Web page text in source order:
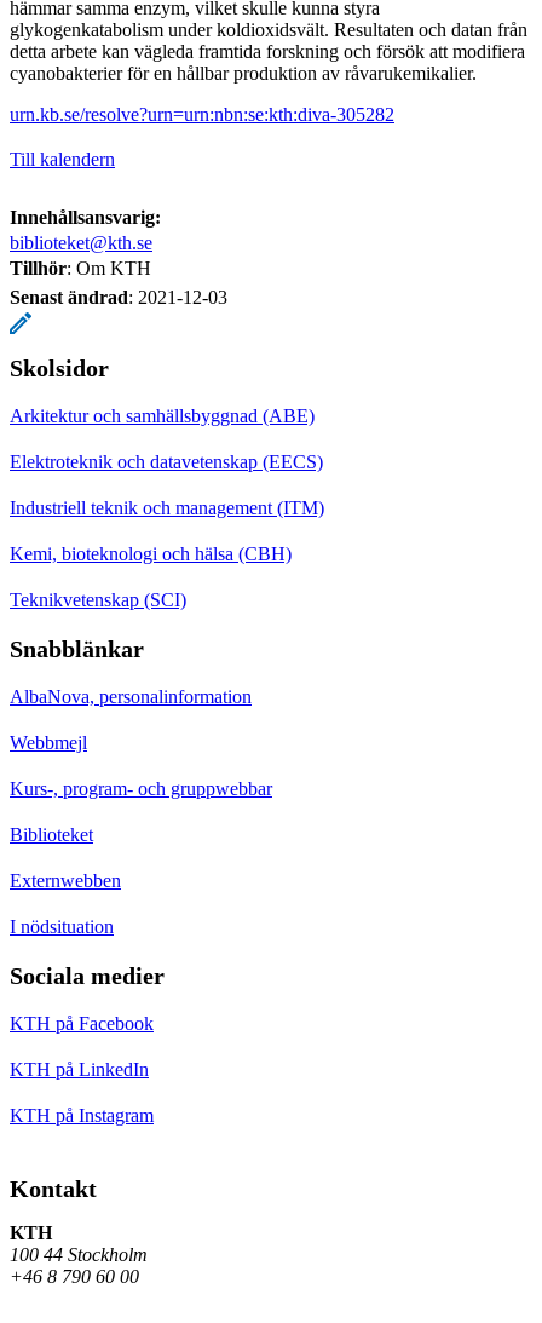
hämmar samma enzym, vilket skulle kunna styra
glykogenkatabolism under koldioxidsvält. Resultaten och datan från
detta arbete kan vägleda framtida forskning och försök att modifiera
cyanobakterier för en hållbar produktion av råvarukemikalier.
urn.kb.se/resolve?urn=urn:nbn:se:kth:diva-305282
Till kalendern
Innehållsansvarig:
biblioteket@kth.se
Tillhör: Om KTH
Senast ändrad: 2021-12-03
Skolsidor
Arkitektur och samhällsbyggnad (ABE)
Elektroteknik och datavetenskap (EECS)
Industriell teknik och management (ITM)
Kemi, bioteknologi och hälsa (CBH)
Teknikvetenskap (SCI)
Snabblänkar
AlbaNova, personalinformation
Webbmejl
Kurs-, program- och gruppwebbar
Biblioteket
Externwebben
I nödsituation
Sociala medier
KTH på Facebook
KTH på LinkedIn
KTH på Instagram
Kontakt
KTH
100 44 Stockholm
+46 8 790 60 00